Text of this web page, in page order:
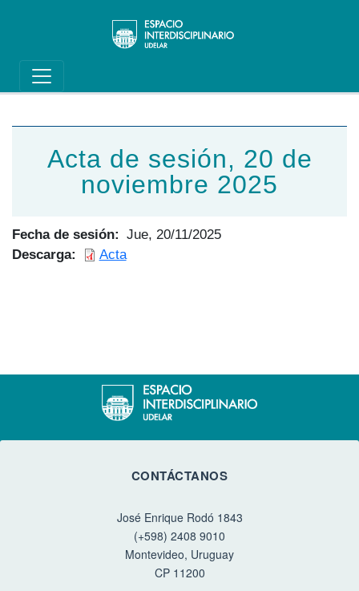
Main navigation
Acta de sesión, 20 de
noviembre 2025
Fecha de sesión
Jue, 20/11/2025
Descarga
Acta
CONTÁCTANOS
José Enrique Rodó 1843
(+598) 2408 9010
Montevideo, Uruguay
CP 11200